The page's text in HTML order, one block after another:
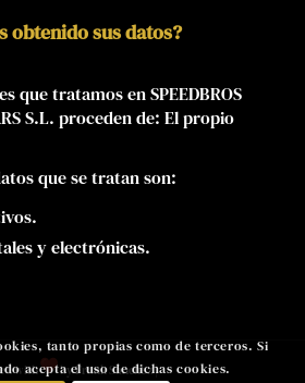
obtenido sus datos?
que tratamos en SPEEDBROS
S.L. proceden de: El propio
que se tratan son:
y electrónicas.
with byFrank Sánchez|
tanto propias como de terceros. Si
acepta el uso de dichas cookies.